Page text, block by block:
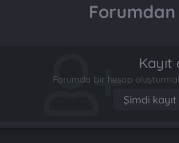
Kayıt
Forumda bir hesap
Şimdi kayıt